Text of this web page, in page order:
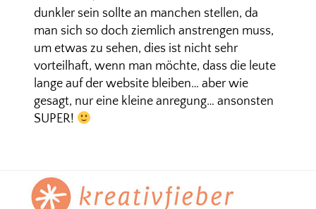
dunkler sein sollte an manchen stellen, da
man sich so doch ziemlich anstrengen muss,
um etwas zu sehen, dies ist nicht sehr
vorteilhaft, wenn man möchte, dass die leute
lange auf der website bleiben… aber wie
gesagt, nur eine kleine anregung… ansonsten
SUPER!
Footer